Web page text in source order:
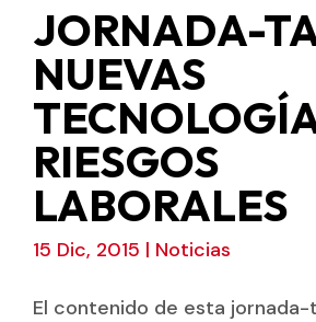
JORNADA-
NUEVAS
RIESGOS
LABORALES
15 Dic, 2015 | Noticias
El contenido de esta jornada-